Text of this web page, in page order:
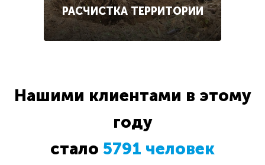
РАСЧИСТКА ТЕРРИТОРИИ
Нашими клиентами в этому
году
стало 5791 человек